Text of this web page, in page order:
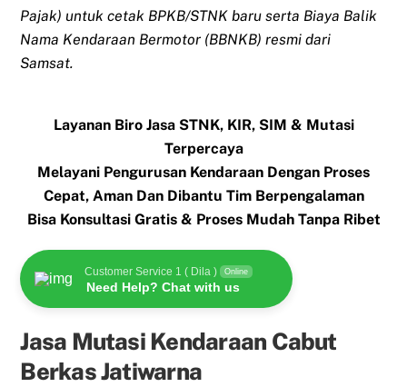
Pajak) untuk cetak BPKB/STNK baru serta Biaya Balik
Nama Kendaraan Bermotor (BBNKB) resmi dari
Samsat.
Layanan Biro Jasa STNK, KIR, SIM & Mutasi
Terpercaya
Melayani Pengurusan Kendaraan Dengan Proses
Cepat, Aman Dan Dibantu Tim Berpengalaman
Bisa Konsultasi Gratis & Proses Mudah Tanpa Ribet
Customer Service 1 ( Dila ) Online
Need Help? Chat with us
Jasa Mutasi Kendaraan Cabut
Berkas Jatiwarna